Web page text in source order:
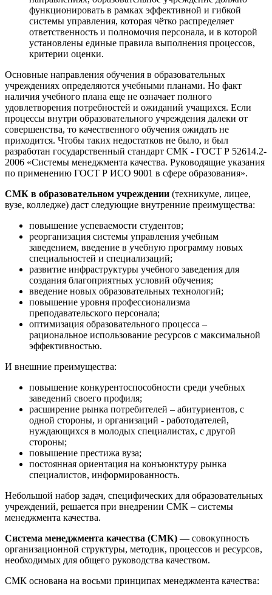
функционировать в рамках эффективной и гибкой
системы управления, которая чётко распределяет
ответственность и полномочия персонала, и в которой
установлены единые правила выполнения процессов,
критерии оценки.
Основные направления обучения в образовательных
учреждениях определяются учебными планами. Но факт
наличия учебного плана еще не означает полного
удовлетворения потребностей и ожиданий учащихся. Если
процессы внутри образовательного учреждения далеки от
совершенства, то качественного обучения ожидать не
приходится. Чтобы таких недостатков не было, и был
разработан государственный стандарт СМК - ГОСТ Р 52614.2-
2006 «Системы менеджмента качества. Руководящие указания
по применению ГОСТ Р ИСО 9001 в сфере образования».
СМК в образовательном учреждении (техникуме, лицее,
вузе, колледже) даст следующие внутренние преимущества:
повышение успеваемости студентов;
реорганизация системы управления учебным
заведением, введение в учебную программу новых
специальностей и специализаций;
развитие инфраструктуры учебного заведения для
создания благоприятных условий обучения;
введение новых образовательных технологий;
повышение уровня профессионализма
преподавательского персонала;
оптимизация образовательного процесса –
рациональное использование ресурсов с максимальной
эффективностью.
И внешние преимущества:
повышение конкурентоспособности среди учебных
заведений своего профиля;
расширение рынка потребителей – абитуриентов, с
одной стороны, и организаций - работодателей,
нуждающихся в молодых специалистах, с другой
стороны;
повышение престижа вуза;
постоянная ориентация на конъюнктуру рынка
специалистов, информированность.
Небольшой набор задач, специфических для образовательных
учреждений, решается при внедрении СМК – системы
менеджмента качества.
Система менеджмента качества (СМК) — совокупность
организационной структуры, методик, процессов и ресурсов,
необходимых для общего руководства качеством.
СМК основана на восьми принципах менеджмента качества: